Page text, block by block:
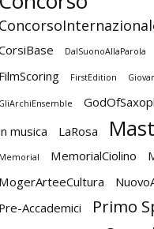
DalSuonoAllaParola
FirstEdition
musica
LaRosa
MemorialCiolino
Accademici
Primo